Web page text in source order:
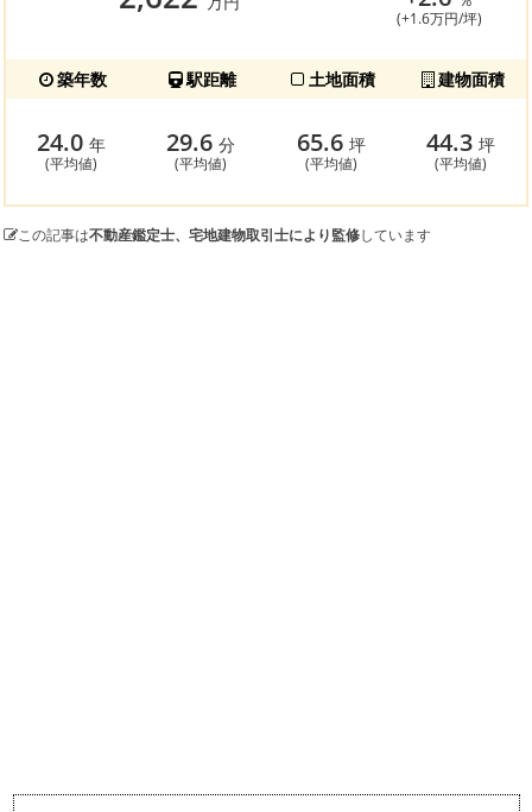
(+1.6万円/坪)
築年数 駅距離 土地面積 建物面積
24.0 年
(平均値)
29.6分
(平均値)
65.6 坪
(平均値)
44.3坪
(平均値)
この記事は不動産鑑定士、宅地建物取引士により監修しています